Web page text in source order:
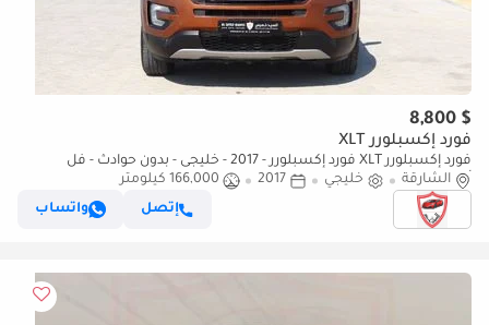
$ 8,800
فورد إكسبلورر XLT
فورد إكسبلورر XLT فورد إكسبلورر - 2017 - خليجى - بدون حوادث - فل
أوبشن- بمحرك 3.3- 6سلندر - 7مقاعد - بحاله ممتازه
الشارقة خليجي 2017
166,000 كيلومتر
إتصل
واتساب